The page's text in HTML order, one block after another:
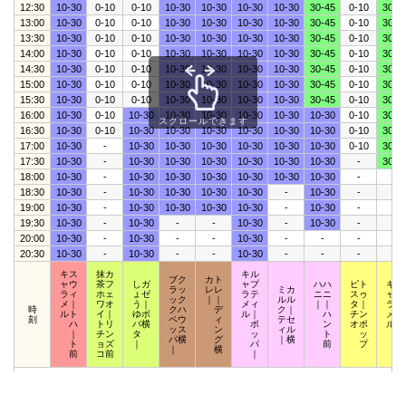
12:30
10-30 0-10 0-10 10-30 10-30 10-30 10-30 30-45 0-10
30-
13:00
10-30 0-10 0-10 10-30 10-30 10-30 10-30 30-45 0-10
30-
13:30
10-30 0-10 0-10 10-30 10-30 10-30 10-30 30-45 0-10
30-
14:00
10-30 0-10 0-10 10-30 10-30 10-30 10-30 30-45 0-10
30-
14:30
10-30 0-10 0-10 10-30 10-30 10-30 10-30 30-45 0-10
30-
15:00
10-30 0-10 0-10 10-30 10-30 10-30 10-30 30-45 0-10
30-
15:30
10-30 0-10 0-10 10-30 10-30 10-30 10-30 30-45 0-10
30-
16:00
10-30 0-10 10-30 10-30 10-30 10-30 10-30 10-30 0-10
30-
16:30
10-30 0-10 10-30 10-30 10-30 10-30 10-30 10-30 0-10
30-
17:00
10-30 - 10-30 10-30 10-30 10-30 10-30 10-30 0-10
30-
17:30
10-30 - 10-30 10-30 10-30 10-30 10-30 10-30 -
30-
18:00
10-30 - 10-30 10-30 10-30 10-30 10-30 10-30 -
18:30
10-30 - 10-30 10-30 10-30 10-30 - 10-30 -
19:00
10-30 - 10-30 10-30 10-30 10-30 - 10-30 -
19:30
10-30 - 10-30 - - 10-30 - 10-30 -
20:00
10-30 - 10-30 - - 10-30 - - -
20:30
10-30 - 10-30 - - 10-30 - - -
時
刻
キス
ャウ
ラィ
メ｜
ルト
ハ
｜
ト
前
抹カ
茶フ
ホェ
ワオ
イ｜
トリ
チン
ョズ
コ前
しガ
ょゼ
う｜
ゆボ
バ横
タ
｜
ブク
ラッ
ック
クハ
ペウ
ッス
パ横
｜
カト
レレ
｜｜
デ
ィ
ン
グ
横
キル
ャプ
ラテ
メィ
ル｜
ポ
ッ
パ
｜
ミカ
ルル
ク｜
テセ
ィル
｜横
ハハ
ニニ
｜｜
ハ
ン
ト
前
ピト
スゥ
タ｜
チン
オポ
ッ
プ
キポ
ャッ
ラプ
メア
ルロ
スクロールできます